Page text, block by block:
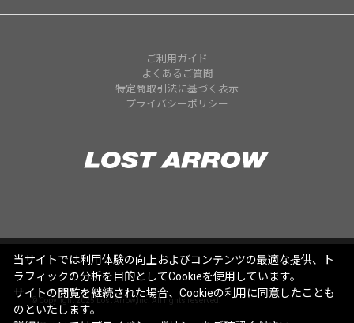
ご利用ガイド
よくあるご質問
特定商取引法に基づく表示
プライバシーポリシー
© Copyright 2025 Lost Arrow,Inc. All rights reserved.
当サイトでは利用体験の向上およびコンテンツの最適な提供、ト
ラフィックの分析を目的としてCookieを使用しています。
サイトの閲覧を継続された場合、Cookieの利用に同意したことも
のといたします。